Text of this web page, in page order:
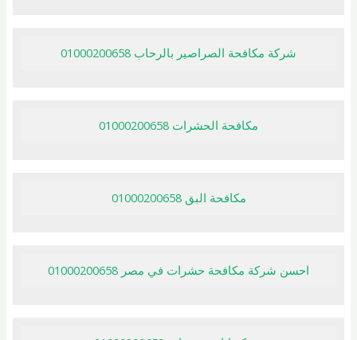
شركة مكافحة الصراصير بالرحاب 01000200658
مكافحة الحشرات 01000200658
مكافحة البق 01000200658
احسن شركة مكافحة حشرات في مصر 01000200658